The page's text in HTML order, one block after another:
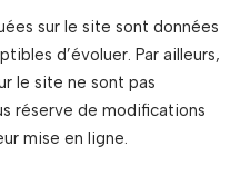
sur le site sont données
d’évoluer. Par ailleurs,
le site ne sont pas
réserve de modifications
mise en ligne.